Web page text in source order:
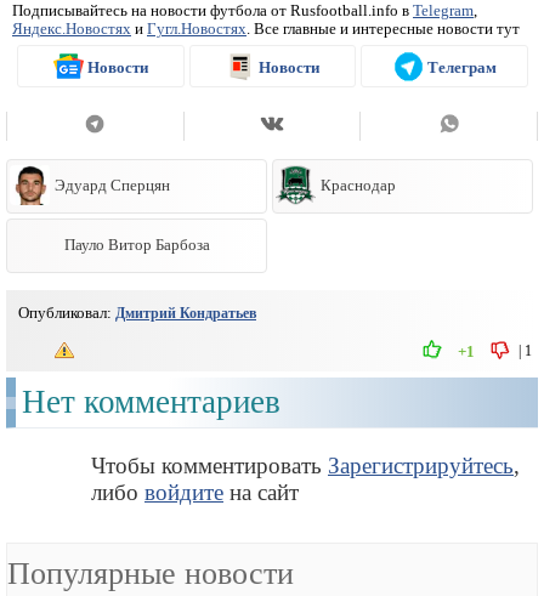
Подписывайтесь на новости футбола от Rusfootball.info в Telegram
Яндекс.Новостях и Гугл.Новостях . Все главные и интересные новости тут
Новости Новости Телеграм
Эдуард Сперцян Краснодар
Пауло Витор Барбоза
Опубликовал: Дмитрий Кондратьев
| 1
+1
Нет комментариев
Чтобы комментировать Зарегистрируйтесь,
либо войдите на сайт
Популярные новости